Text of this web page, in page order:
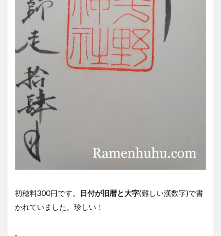
初穂料300円です。 日付が旧暦と大字(難しい漢数字)で書
かれていました。珍しい！